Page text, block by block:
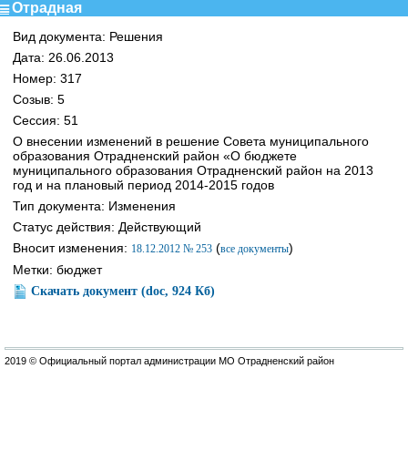
Отрадная
Вид документа: Решения
Дата: 26.06.2013
Номер: 317
Созыв: 5
Сессия: 51
О внесении изменений в решение Совета муниципального
образования Отрадненский район «О бюджете
муниципального образования Отрадненский район на 2013
год и на плановый период 2014-2015 годов
Тип документа: Изменения
Статус действия: Действующий
Вносит изменения: 18.12.2012 № 253 (все документы)
Метки: бюджет
Скачать документ (doc, 924 Кб)
2019 © Официальный портал администрации МО Отрадненский район